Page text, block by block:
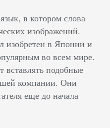
в котором слова
изображений.
изобретен в Японии и
во всем мире.
подобные
компании. Они
еще до начала